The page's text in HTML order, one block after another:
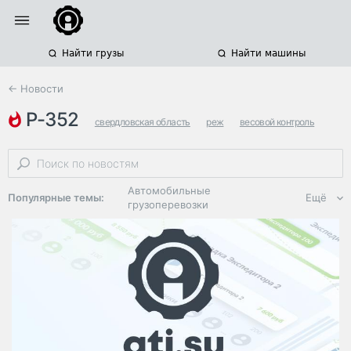
Найти грузы Найти машины
← Новости
р-352 свердловская область реж весовой контроль
Популярные темы:
Автомобильные
грузоперевозки
Региональная
логистика
ЭДО, ИТ в
логистике
Дороги,
инфраструктура
Ещё